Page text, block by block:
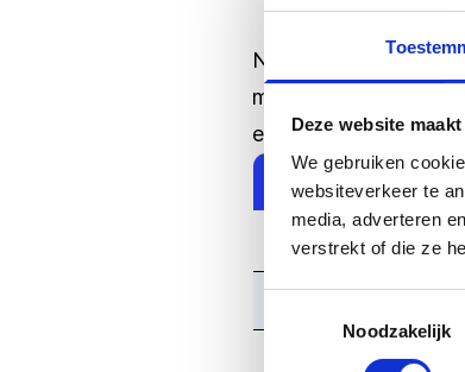
Deze website
We gebruiken
websiteverkeer te
media, adverteren
verstrekt of die ze
Noodzakelijk
Na de maaltijd
mooie tocht door
eventueel nog een
Personen
35-39